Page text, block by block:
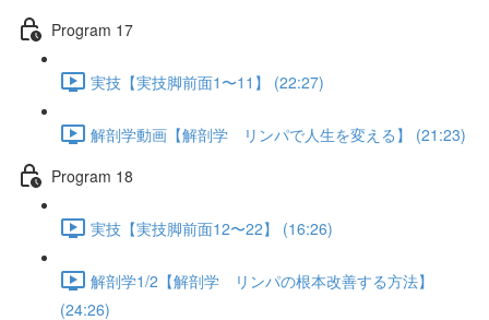
Program 17
実技【実技脚前面1〜11】 (22:27)
解剖学動画【解剖学 リンパで人生を変える】 (21:23)
Program 18
実技【実技脚前面12〜22】 (16:26)
解剖学1/2【解剖学 リンパの根本改善する方法】
(24:26)